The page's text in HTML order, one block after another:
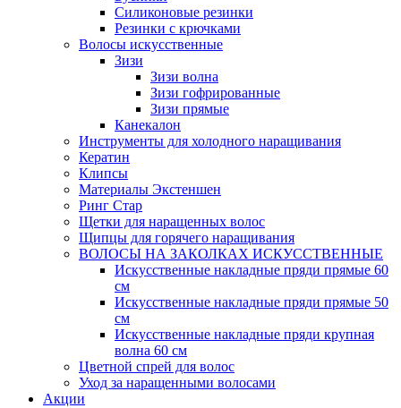
Силиконовые резинки
Резинки с крючками
Волосы искусственные
Зизи
Зизи волна
Зизи гофрированные
Зизи прямые
Канекалон
Инструменты для холодного наращивания
Кератин
Клипсы
Материалы Экстеншен
Ринг Стар
Щетки для наращенных волос
Щипцы для горячего наращивания
ВОЛОСЫ НА ЗАКОЛКАХ ИСКУССТВЕННЫЕ
Искусственные накладные пряди прямые 60
см
Искусственные накладные пряди прямые 50
см
Искусственные накладные пряди крупная
волна 60 см
Цветной спрей для волос
Уход за наращенными волосами
Акции